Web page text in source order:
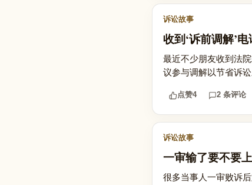
诉讼故事
收到‘诉前调解’
最近不少朋友收到法
议参与调解以节省诉讼
点赞4 2 条评论
诉讼故事
一审输了要不要
很多当事人一审败诉